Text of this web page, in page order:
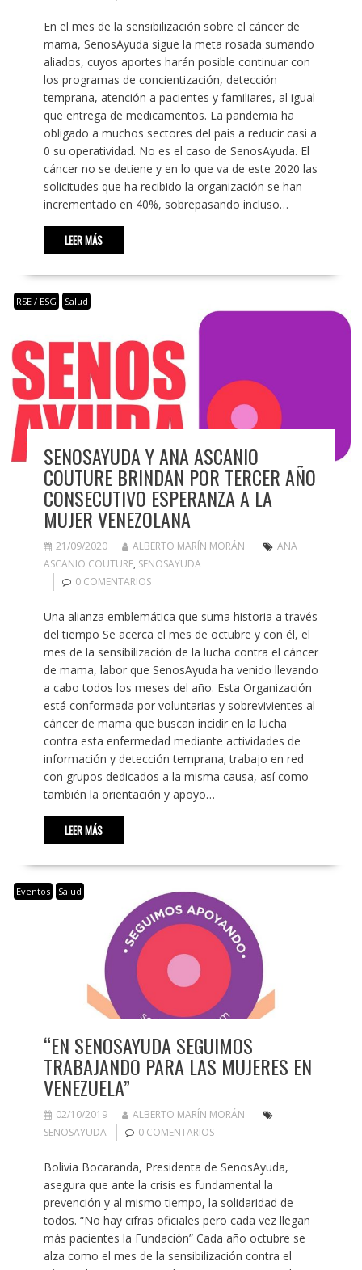
En el mes de la sensibilización sobre el cáncer de
mama, SenosAyuda sigue la meta rosada sumando
aliados, cuyos aportes harán posible continuar con
los programas de concientización, detección
temprana, atención a pacientes y familiares, al igual
que entrega de medicamentos. La pandemia ha
obligado a muchos sectores del país a reducir casi a
0 su operatividad. No es el caso de SenosAyuda. El
cáncer no se detiene y en lo que va de este 2020 las
solicitudes que ha recibido la organización se han
incrementado en 40%, sobrepasando incluso…
LEER MÁS
RSE / ESG Salud
SENOSAYUDA Y ANA ASCANIO
COUTURE BRINDAN POR TERCER AÑO
CONSECUTIVO ESPERANZA A LA
MUJER VENEZOLANA
21/09/2020 ALBERTO MARÍN MORÁN
ANA
ASCANIO COUTURE, SENOSAYUDA
0 COMENTARIOS
Una alianza emblemática que suma historia a través
del tiempo Se acerca el mes de octubre y con él, el
mes de la sensibilización de la lucha contra el cáncer
de mama, labor que SenosAyuda ha venido llevando
a cabo todos los meses del año. Esta Organización
está conformada por voluntarias y sobrevivientes al
cáncer de mama que buscan incidir en la lucha
contra esta enfermedad mediante actividades de
información y detección temprana; trabajo en red
con grupos dedicados a la misma causa, así como
también la orientación y apoyo…
LEER MÁS
Eventos Salud
“EN SENOSAYUDA SEGUIMOS
TRABAJANDO PARA LAS MUJERES EN
VENEZUELA”
02/10/2019
ALBERTO MARÍN MORÁN
SENOSAYUDA
0 COMENTARIOS
Bolivia Bocaranda, Presidenta de SenosAyuda,
asegura que ante la crisis es fundamental la
prevención y al mismo tiempo, la solidaridad de
todos. “No hay cifras oficiales pero cada vez llegan
más pacientes la Fundación” Cada año octubre se
alza como el mes de la sensibilización contra el